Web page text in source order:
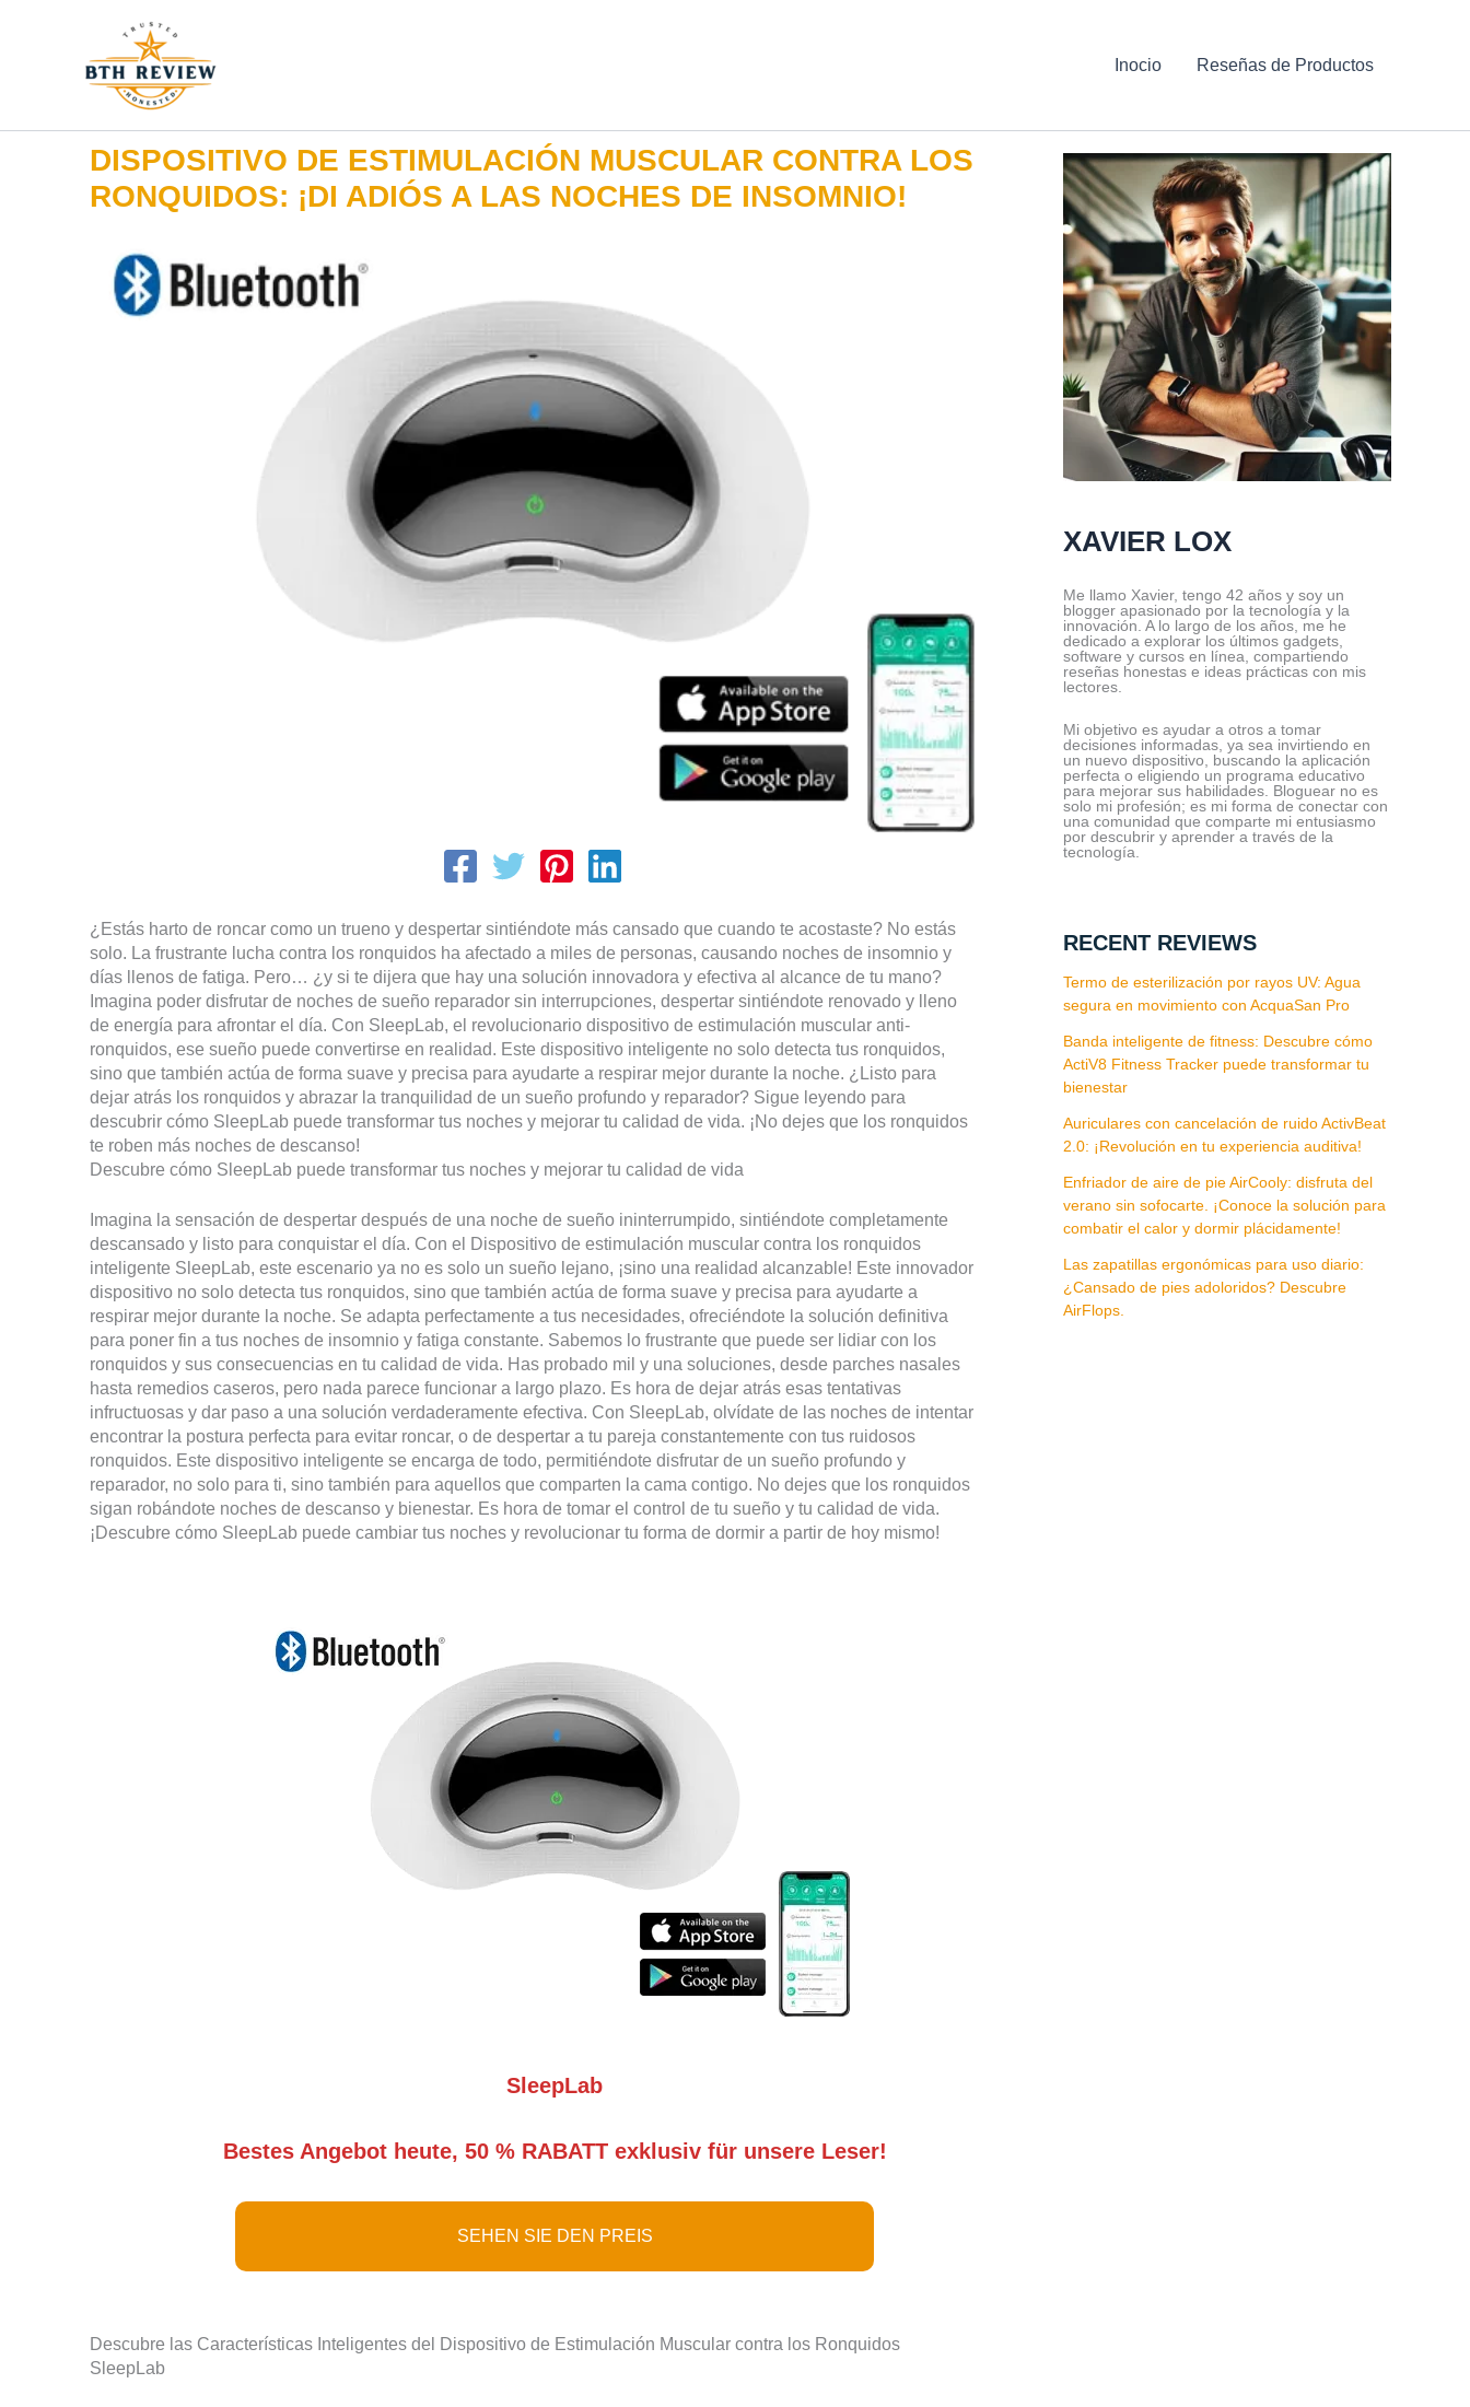
Inocio Reseñas de Productos
DISPOSITIVO DE ESTIMULACIÓN MUSCULAR CONTRA LOS
RONQUIDOS: ¡DI ADIÓS A LAS NOCHES DE INSOMNIO!
¿Estás harto de roncar como un trueno y despertar sintiéndote más cansado que cuando te acostaste? No estás
solo. La frustrante lucha contra los ronquidos ha afectado a miles de personas, causando noches de insomnio y
días llenos de fatiga. Pero… ¿y si te dijera que hay una solución innovadora y efectiva al alcance de tu mano?
Imagina poder disfrutar de noches de sueño reparador sin interrupciones, despertar sintiéndote renovado y lleno
de energía para afrontar el día. Con SleepLab, el revolucionario dispositivo de estimulación muscular anti-
ronquidos, ese sueño puede convertirse en realidad. Este dispositivo inteligente no solo detecta tus ronquidos,
sino que también actúa de forma suave y precisa para ayudarte a respirar mejor durante la noche. ¿Listo para
dejar atrás los ronquidos y abrazar la tranquilidad de un sueño profundo y reparador? Sigue leyendo para
descubrir cómo SleepLab puede transformar tus noches y mejorar tu calidad de vida. ¡No dejes que los ronquidos
te roben más noches de descanso!
Descubre cómo SleepLab puede transformar tus noches y mejorar tu calidad de vida
Imagina la sensación de despertar después de una noche de sueño ininterrumpido, sintiéndote completamente
descansado y listo para conquistar el día. Con el Dispositivo de estimulación muscular contra los ronquidos
inteligente SleepLab, este escenario ya no es solo un sueño lejano, ¡sino una realidad alcanzable! Este innovador
dispositivo no solo detecta tus ronquidos, sino que también actúa de forma suave y precisa para ayudarte a
respirar mejor durante la noche. Se adapta perfectamente a tus necesidades, ofreciéndote la solución definitiva
para poner fin a tus noches de insomnio y fatiga constante. Sabemos lo frustrante que puede ser lidiar con los
ronquidos y sus consecuencias en tu calidad de vida. Has probado mil y una soluciones, desde parches nasales
hasta remedios caseros, pero nada parece funcionar a largo plazo. Es hora de dejar atrás esas tentativas
infructuosas y dar paso a una solución verdaderamente efectiva. Con SleepLab, olvídate de las noches de intentar
encontrar la postura perfecta para evitar roncar, o de despertar a tu pareja constantemente con tus ruidosos
ronquidos. Este dispositivo inteligente se encarga de todo, permitiéndote disfrutar de un sueño profundo y
reparador, no solo para ti, sino también para aquellos que comparten la cama contigo. No dejes que los ronquidos
sigan robándote noches de descanso y bienestar. Es hora de tomar el control de tu sueño y tu calidad de vida.
¡Descubre cómo SleepLab puede cambiar tus noches y revolucionar tu forma de dormir a partir de hoy mismo!
SleepLab
Bestes Angebot heute, 50 % RABATT exklusiv für unsere Leser!
SEHEN SIE DEN PREIS
Descubre las Características Inteligentes del Dispositivo de Estimulación Muscular contra los Ronquidos
SleepLab
XAVIER LOX
Me llamo Xavier, tengo 42 años y soy un
blogger apasionado por la tecnología y la
innovación. A lo largo de los años, me he
dedicado a explorar los últimos gadgets,
software y cursos en línea, compartiendo
reseñas honestas e ideas prácticas con mis
lectores.
Mi objetivo es ayudar a otros a tomar
decisiones informadas, ya sea invirtiendo en
un nuevo dispositivo, buscando la aplicación
perfecta o eligiendo un programa educativo
para mejorar sus habilidades. Bloguear no es
solo mi profesión; es mi forma de conectar con
una comunidad que comparte mi entusiasmo
por descubrir y aprender a través de la
tecnología.
RECENT REVIEWS
Termo de esterilización por rayos UV: Agua
segura en movimiento con AcquaSan Pro
Banda inteligente de fitness: Descubre cómo
ActiV8 Fitness Tracker puede transformar tu
bienestar
Auriculares con cancelación de ruido ActivBeat
2.0: ¡Revolución en tu experiencia auditiva!
Enfriador de aire de pie AirCooly: disfruta del
verano sin sofocarte. ¡Conoce la solución para
combatir el calor y dormir plácidamente!
Las zapatillas ergonómicas para uso diario:
¿Cansado de pies adoloridos? Descubre
AirFlops.